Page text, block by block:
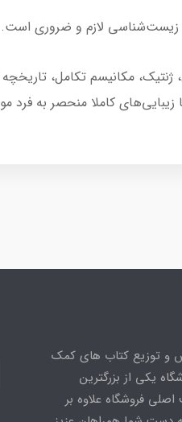
زیست‌شناسی لازم و ضروری است.
مکانیسم تکامل،
کاملا منحصر به فرد
و توزیع کتاب های کمک
یکی از بزرگترین
فروشگاه علاوه بر